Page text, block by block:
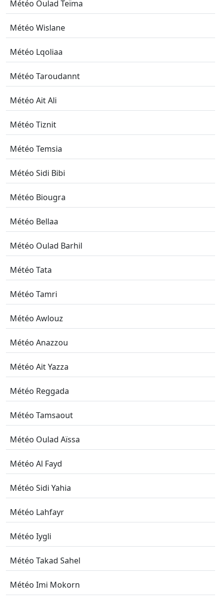
Météo Oulad Teïma
Météo Wislane
Météo Lqoliaa
Météo Taroudannt
Météo Ait Ali
Météo Tiznit
Météo Temsia
Météo Sidi Bibi
Météo Biougra
Météo Bellaa
Météo Oulad Barhil
Météo Tata
Météo Tamri
Météo Awlouz
Météo Anazzou
Météo Ait Yazza
Météo Reggada
Météo Tamsaout
Météo Oulad Aïssa
Météo Al Fayd
Météo Sidi Yahia
Météo Lahfayr
Météo Iygli
Météo Takad Sahel
Météo Imi Mokorn